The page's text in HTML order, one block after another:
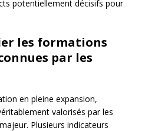
potentiellement décisifs pour
les formations
par les
en pleine expansion,
valorisés par les
Plusieurs indicateurs